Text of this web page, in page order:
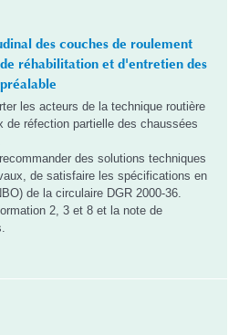
des couches de roulement
réhabilitation et d'entretien des
les acteurs de la technique routière
réfection partielle des chaussées
des solutions techniques
de satisfaire les spécifications en
de la circulaire DGR 2000-36.
2, 3 et 8 et la note de